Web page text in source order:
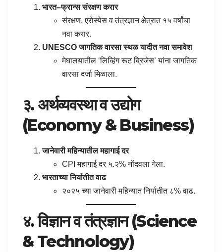
भारत–फ्रान्स संरक्षण करार
संरक्षण, एरोस्पेस व तंत्रज्ञान क्षेत्रात १५ वर्षांचा
नवा करार.
UNESCO जागतिक वारसा स्थळ यादीत नवा समावेश
मेघालयातील ‘लिव्हिंग रूट ब्रिजेस’ यांना जागतिक
वारसा दर्जा मिळाला.
३. अर्थव्यवस्था व उद्योग
(Economy & Business)
जानेवारी महिन्यातील महागाई दर
CPI महागाई दर ५.२% नोंदवला गेला.
भारताच्या निर्यातीत वाढ
२०२५ च्या जानेवारी महिन्यात निर्यातीत ८% वाढ.
४. विज्ञान व तंत्रज्ञान (Science
& Technology)